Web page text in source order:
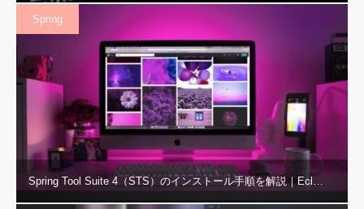
Spring
Spring Tool Suite 4（STS）のインストール手順を解説｜Ecl…